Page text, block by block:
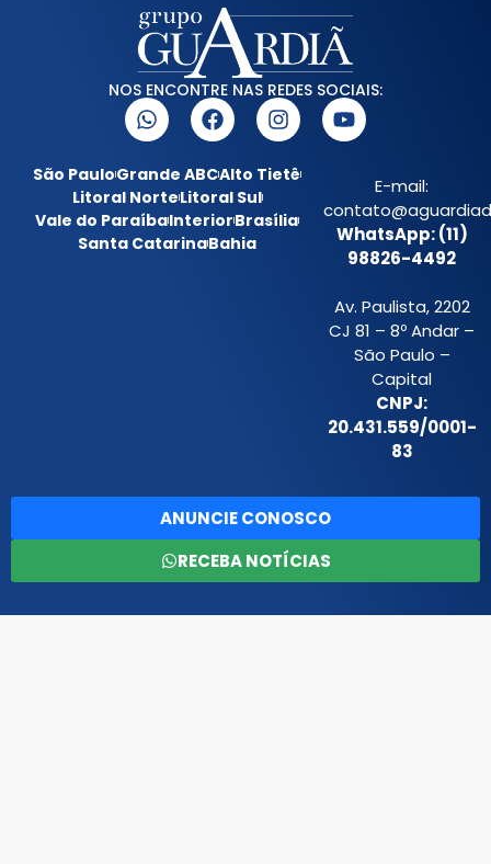
NOS ENCONTRE NAS REDES SOCIAIS:
São PauloGrande ABCAlto Tietê
Litoral NorteLitoral Sul
Vale do ParaíbaInteriorBrasília
Santa CatarinaBahia
E-mail:
WhatsApp: (11)
98826-4492
Av. Paulista, 2202
CJ 81 – 8º Andar –
São Paulo –
Capital
CNPJ:
20.431.559/0001-
83
ANUNCIE CONOSCO
RECEBA NOTÍCIAS